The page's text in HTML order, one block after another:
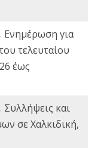
Ενημέρωση για
τελευταίου
έως
Συλλήψεις και
σε Χαλκιδική,